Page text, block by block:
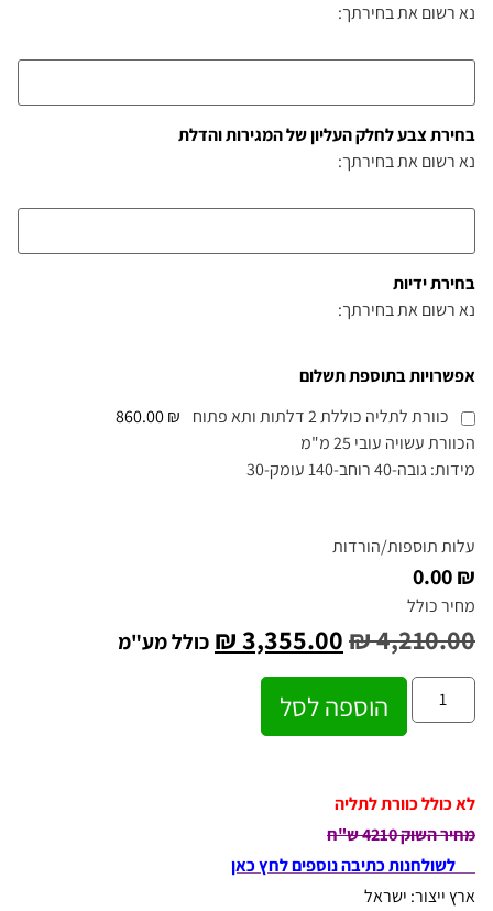
נא רשום את בחירתך:
בחירת צבע לחלק העליון של המגירות והדלת
נא רשום את בחירתך:
בחירת ידיות
נא רשום את בחירתך:
אפשרויות בתוספת תשלום
כוורת לתליה כוללת 2 דלתות ותא פתוח
₪ 860.00
הכוורת עשויה עובי 25 מ"מ
מידות: גובה-40 רוחב-140 עומק-30
עלות תוספות/הורדות
₪ 0.00
מחיר כולל
₪4,210.00
₪3,355.00 כולל מע"מ
הוספה לסל
לא כולל כוורת לתליה
מחיר השוק 4210 ש"ח
לשולחנות כתיבה נוספים לחץ כאן
ארץ ייצור: ישראל